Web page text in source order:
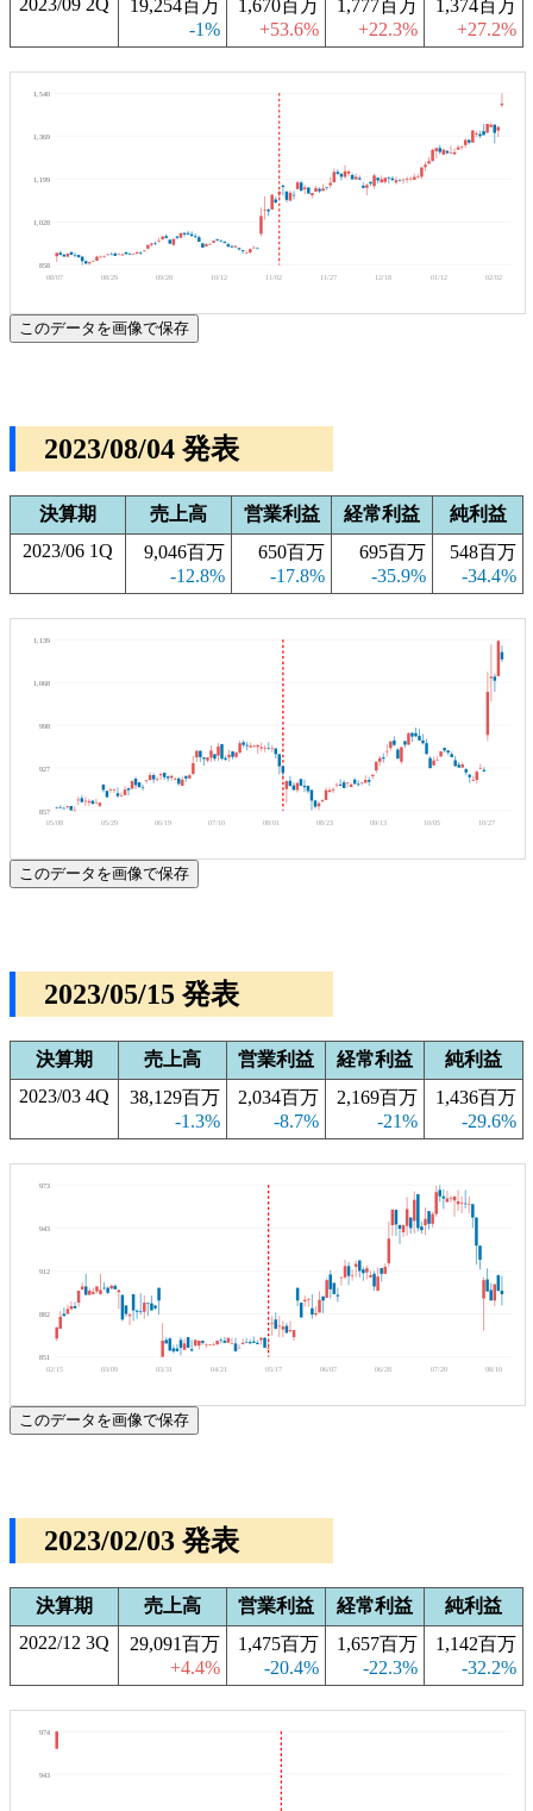
2023/09 2Q
19,254百万
-1%
1,670百万
+53.6%
1,777百万
+22.3%
1,374百万
+27.2%
858
1,028
1,199
1,369
1,540
08/07 08/29 09/20 10/12 11/02 11/27 12/18 01/12 02/02
このデータを画像で保存
2023/08/04 発表
決算期 売上高 営業利益 経常利益
純利益
2023/06 1Q
9,046百万
-12.8%
650百万
-17.8%
695百万
-35.9%
548百万
-34.4%
857
927
998
1,068
1,139
05/08 05/29 06/19 07/10 08/01 08/23 09/13 10/05 10/27
このデータを画像で保存
2023/05/15 発表
決算期 売上高 営業利益 経常利益
純利益
2023/03 4Q
38,129百万
-1.3%
2,034百万
-8.7%
2,169百万
-21%
1,436百万
-29.6%
851
882
912
943
973
02/15 03/09 03/31 04/21 05/17 06/07 06/28 07/20 08/10
このデータを画像で保存
2023/02/03 発表
決算期 売上高 営業利益 経常利益
純利益
2022/12 3Q
29,091百万
+4.4%
1,475百万
-20.4%
1,657百万
-22.3%
1,142百万
-32.2%
943
974